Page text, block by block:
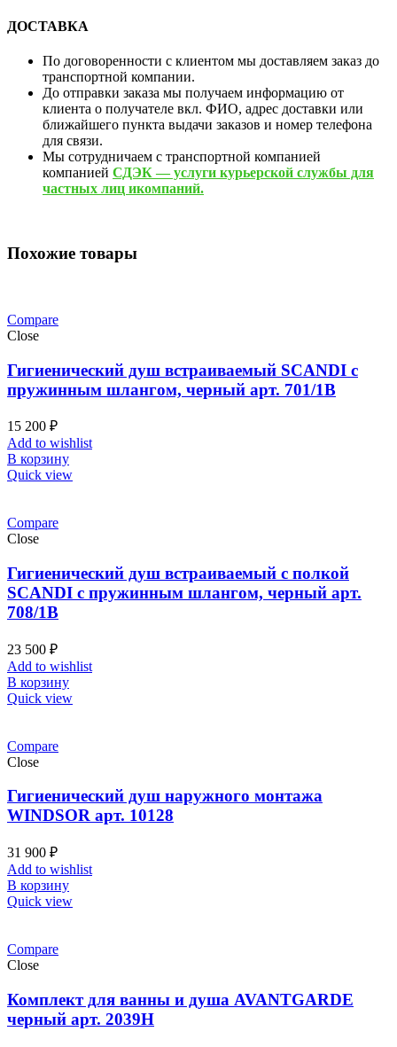
ДОСТАВКА
По договоренности с клиентом мы доставляем заказ до
транспортной компании.
До отправки заказа мы получаем информацию от
клиента о получателе вкл. ФИО, адрес доставки или
ближайшего пункта выдачи заказов и номер телефона
для связи.
Мы сотрудничаем с транспортной компанией
компанией СДЭК — услуги курьерской службы для
частных лиц икомпаний.
Похожие товары
Compare
Close
Гигиенический душ встраиваемый SCANDI с
пружинным шлангом, черный арт. 701/1B
15 200 ₽
Add to wishlist
В корзину
Quick view
Compare
Close
Гигиенический душ встраиваемый с полкой
SCANDI с пружинным шлангом, черный арт.
708/1B
23 500 ₽
Add to wishlist
В корзину
Quick view
Compare
Close
Гигиенический душ наружного монтажа
WINDSOR арт. 10128
31 900 ₽
Add to wishlist
В корзину
Quick view
Compare
Close
Комплект для ванны и душа AVANTGARDE
черный арт. 2039H